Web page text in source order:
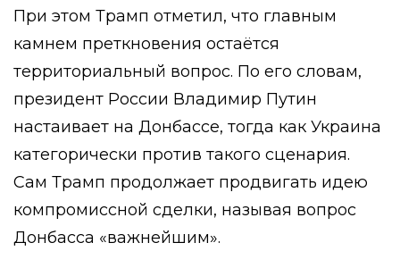
При этом Трамп отметил, что главным
камнем преткновения остаётся
территориальный вопрос. По его словам,
президент России Владимир Путин
настаивает на Донбассе, тогда как Украина
категорически против такого сценария.
Сам Трамп продолжает продвигать идею
компромиссной сделки, называя вопрос
Донбасса «важнейшим».